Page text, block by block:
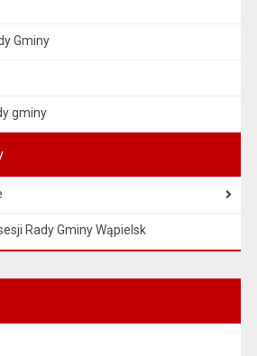
Gminy
gminy
Rady Gminy Wąpielsk